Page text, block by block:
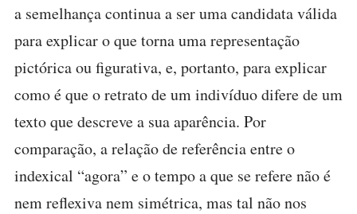
a semelhança continua a ser uma candidata válida
para explicar o que torna uma representação
pictórica ou figurativa, e, portanto, para explicar
como é que o retrato de um indivíduo difere de um
texto que descreve a sua aparência. Por
comparação, a relação de referência entre o
indexical “agora” e o tempo a que se refere não é
nem reflexiva nem simétrica, mas tal não nos